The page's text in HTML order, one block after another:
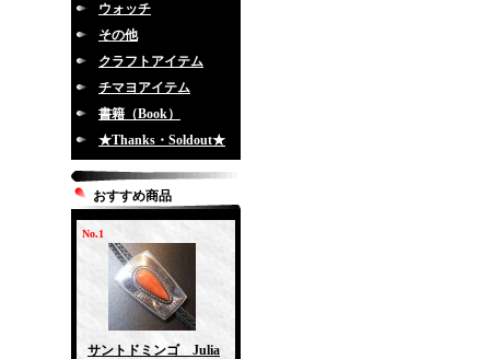
ウォッチ
その他
クラフトアイテム
チマヨアイテム
書籍（Book）
★Thanks・Soldout★
おすすめ商品
No.1
サントドミンゴ Julia